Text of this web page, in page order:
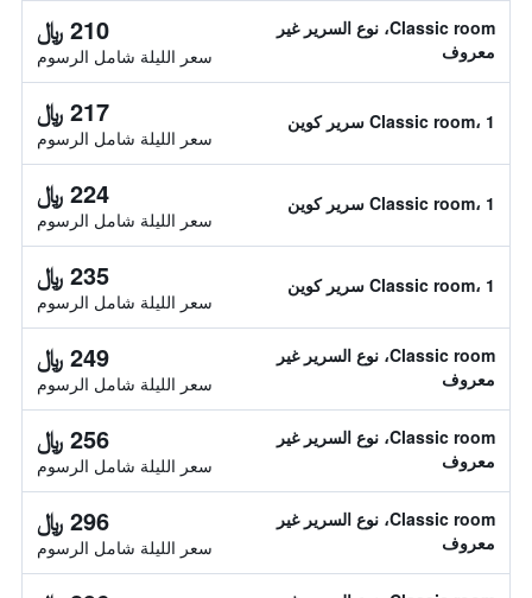
Classic room، نوع السرير غير
معروف
210 ﷼
سعر الليلة شامل الرسوم
Classic room، 1 سرير كوين 217 ﷼
سعر الليلة شامل الرسوم
Classic room، 1 سرير كوين 224 ﷼
سعر الليلة شامل الرسوم
Classic room، 1 سرير كوين 235 ﷼
سعر الليلة شامل الرسوم
Classic room، نوع السرير غير
معروف
249 ﷼
سعر الليلة شامل الرسوم
Classic room، نوع السرير غير
معروف
256 ﷼
سعر الليلة شامل الرسوم
Classic room، نوع السرير غير
معروف
296 ﷼
سعر الليلة شامل الرسوم